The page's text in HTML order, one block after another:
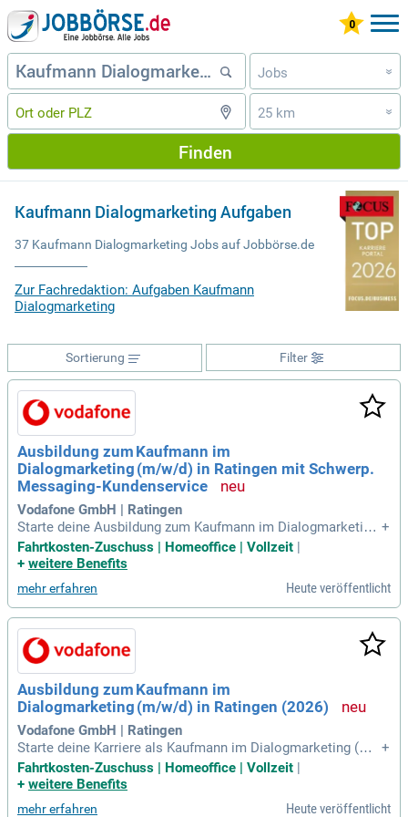
Jobs »
25 km »
Finden
Kaufmann Dialogmarketing Aufgaben
37 Kaufmann Dialogmarketing Jobs auf Jobbörse.de
Zur Fachredaktion: Aufgaben Kaufmann
Dialogmarketing
Filter
Sortierung
Ausbildung zum Kaufmann im
Dialogmarketing (m/w/d) in Ratingen mit Schwerp.
Messaging-Kundenservice
Vodafone GmbH | Ratingen
Starte deine Ausbildung zum Kaufmann im Dialogmarketing
(m/w/d) bei Vodafone in Ratingen mit dem Schwerpunkt Me
ssaging-Kundenservice am 1. September 2026. In dieser drei
orf teilnehmen. Du betreust unsere Kund:innen über verschi
edene Plattformen wie Facebook, Twitter und WhatsApp un
d sorgst für exzellenten Service. Darüber hinaus bist du bere
it, Kund:innen auch situativ telefonisch zu kontaktieren. Uns
ere erfahrenen Ausbilder:innen unterstützen dich dabei, zum
Kommunikationsprofi zu werden. Werde Teil eines Teams, d
as die Zukunft vernetzt, inklusiv und nachhaltig gestaltet.
+
Fahrtkosten-Zuschuss | Homeoffice | Vollzeit |
+ weitere Benefits
mehr erfahren Heute veröffentlicht
Ausbildung zum Kaufmann im
Dialogmarketing (m/w/d) in Ratingen (2026)
Vodafone GmbH | Ratingen
Starte deine Karriere als Kaufmann im Dialogmarketing (m/
w/d) am 01.09.2026 in Ratingen. Die dreijährige Ausbildung,
einschließlich Berufsschule in Düsseldorf, bietet dir die Mö
+
Fahrtkosten-Zuschuss | Homeoffice | Vollzeit
+ weitere Benefits
mehr erfahren Heute veröffentlicht